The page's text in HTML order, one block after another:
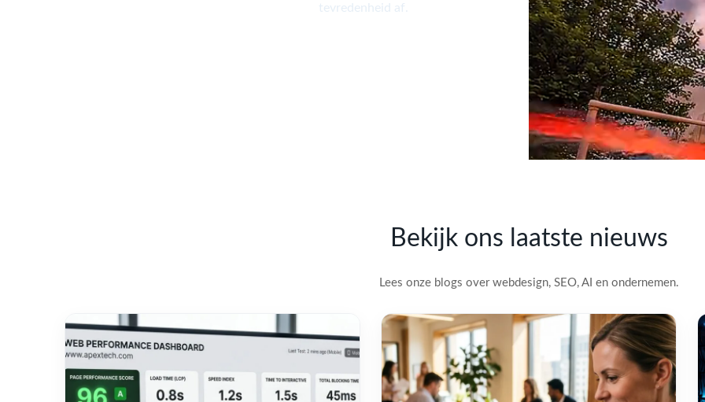
tevredenheid af.
Bekijk ons laatste nieuws
Lees onze blogs over webdesign, SEO, AI en ondernemen.